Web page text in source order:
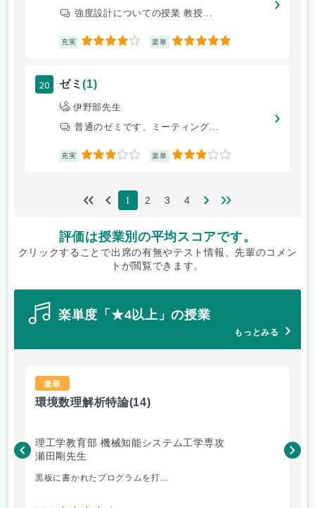
強度設計についての授業 教授...
充実 4 楽単 5
20 ゼミ(1)
伊野部先生
普通のゼミです、ミーティング...
充実 3 楽単 3
1 2 3 4
評価は授業別の平均スコアです。
クリックすることで出席の有無やテスト情報、先輩のコメン
トが閲覧できます。
楽単度「★4以上」の授業
もっとみる
楽単
環境数理解析特論(14)
理工学教育部 機械知能システム工学専攻
瀬田剛先生
黒板に書かれたプログラムを打...
大